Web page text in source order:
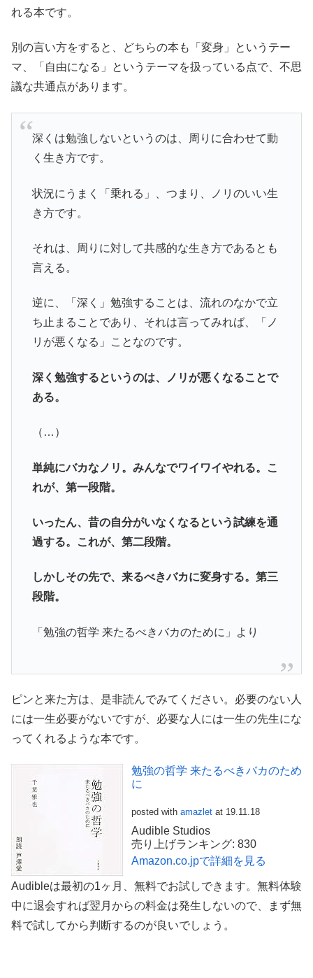
れる本です。
別の言い方をすると、どちらの本も「変身」というテー
マ、「自由になる」というテーマを扱っている点で、不思
議な共通点があります。
深くは勉強しないというのは、周りに合わせて動
く生き方です。
状況にうまく「乗れる」、つまり、ノリのいい生
き方です。
それは、周りに対して共感的な生き方であるとも
言える。
逆に、「深く」勉強することは、流れのなかで立
ち止まることであり、それは言ってみれば、「ノ
リが悪くなる」ことなのです。
深く勉強するというのは、ノリが悪くなることで
ある。
（…）
単純にバカなノリ。みんなでワイワイやれる。こ
れが、第一段階。
いったん、昔の自分がいなくなるという試練を通
過する。これが、第二段階。
しかしその先で、来るべきバカに変身する。第三
段階。
「勉強の哲学 来たるべきバカのために」より
ピンと来た方は、是非読んでみてください。必要のない人
には一生必要がないですが、必要な人には一生の先生にな
ってくれるような本です。
勉強の哲学 来たるべきバカのため
に
posted with amazlet at 19.11.18
Audible Studios
売り上げランキング: 830
Amazon.co.jpで詳細を見る
Audibleは最初の1ヶ月、無料でお試しできます。無料体験
中に退会すれば翌月からの料金は発生しないので、まず無
料で試してから判断するのが良いでしょう。